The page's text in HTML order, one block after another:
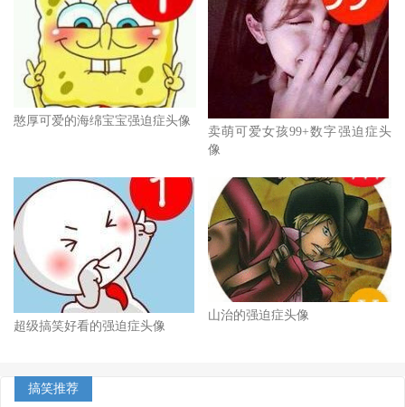
憨厚可爱的海绵宝宝强迫症头像
卖萌可爱女孩99+数字强迫症头
像
超级搞笑好看的强迫症头像
山治的强迫症头像
搞笑推荐